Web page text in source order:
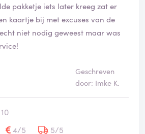
pakketje iets later kreeg zat er
kaartje bij met excuses van de
niet nodig geweest maar was
Geschreven
door: Imke K.
4/5
5/5